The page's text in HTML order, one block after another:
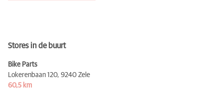
Stores in de buurt
Bike Parts
Lokerenbaan 120, 9240 Zele
60,5 km